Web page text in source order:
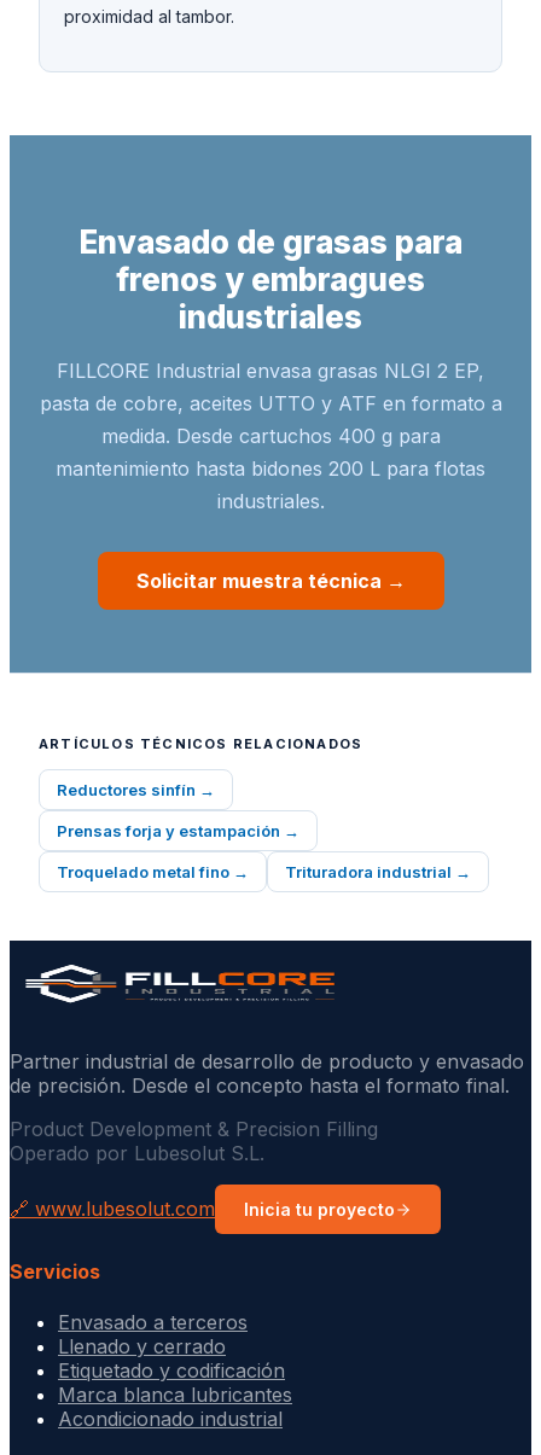
proximidad al tambor.
Envasado de grasas para
frenos y embragues
industriales
FILLCORE Industrial envasa grasas NLGI 2 EP,
pasta de cobre, aceites UTTO y ATF en formato a
medida. Desde cartuchos 400 g para
mantenimiento hasta bidones 200 L para flotas
industriales.
Solicitar muestra técnica →
ARTÍCULOS TÉCNICOS RELACIONADOS
Reductores sinfín →
Prensas forja y estampación →
Troquelado metal fino → Trituradora industrial →
Partner industrial de desarrollo de producto y envasado
de precisión. Desde el concepto hasta el formato final.
Product Development & Precision Filling
Operado por Lubesolut S.L.
🔗 www.lubesolut.com Inicia tu proyecto
Servicios
Envasado a terceros
Llenado y cerrado
Etiquetado y codificación
Marca blanca lubricantes
Acondicionado industrial